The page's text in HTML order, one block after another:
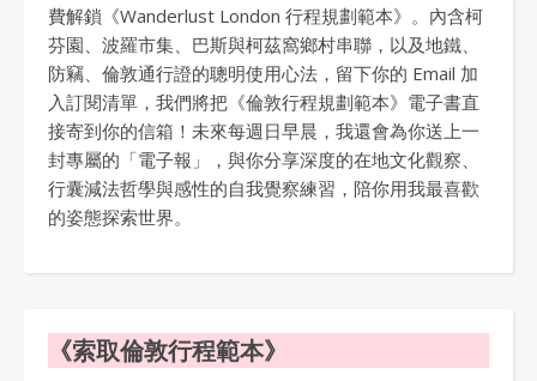
費解鎖《Wanderlust London 行程規劃範本》。內含柯
芬園、波羅市集、巴斯與柯茲窩鄉村串聯，以及地鐵、
防竊、倫敦通行證的聰明使用心法，留下你的 Email 加
入訂閱清單，我們將把《倫敦行程規劃範本》電子書直
接寄到你的信箱！未來每週日早晨，我還會為你送上一
封專屬的「電子報」，與你分享深度的在地文化觀察、
行囊減法哲學與感性的自我覺察練習，陪你用我最喜歡
的姿態探索世界。
《索取倫敦行程範本》